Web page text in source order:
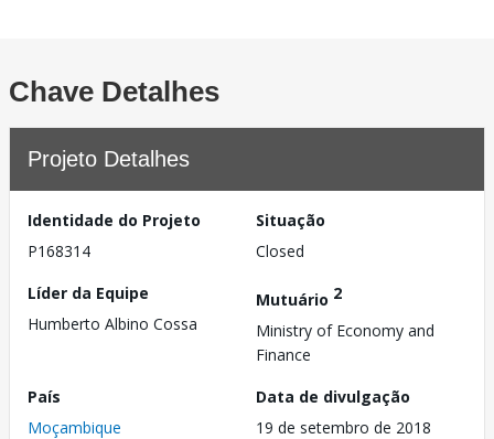
Chave Detalhes
Projeto Detalhes
Identidade do Projeto
P168314
Situação
Closed
Líder da Equipe
Humberto Albino Cossa
Mutuário 2
Ministry of Economy and
Finance
País
Moçambique
Data de divulgação
19 de setembro de 2018